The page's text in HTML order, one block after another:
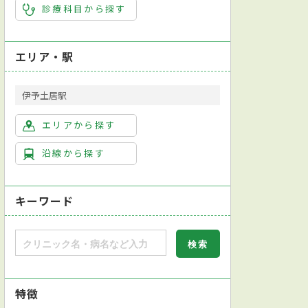
診療科目から探す
エリア・駅
伊予土居駅
エリアから探す
沿線から探す
キーワード
特徴